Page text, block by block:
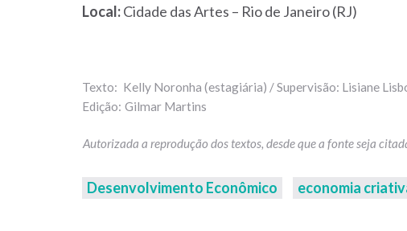
Local:Cidade das Artes – Rio de Janeiro (RJ)
Kelly Noronha (estagiária) / Supervisão: Lisiane
Gilmar Martins
Desenvolvimento Econômico economia